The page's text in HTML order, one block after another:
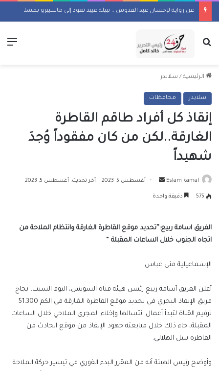
عن رواية لإحسان عبد القدوس .. نبيلة عبيد تعود إلى ماسبيرو بمسلسل إذاعي
بحث عن
الرئيسية / سلايدر
سلايدر محافظات
إنقاذ كل أفراد طاقم القاطرة
الغارقة..لكن من كان مفقوداً وُجدَ
شهيداً
Eslam kamal
أرسل أغسطس 5, 2023 آخر تحديث: أغسطس 5, 2023
575 دقيقة واحدة
الفريق اسامة ربيع:”تحديد موقع القاطرة الغارقة وانتظام الملاحة من
اتجاه الجنوب خلال الساعات المقبلة “
الإسماعيلية منى عباس
أعلن الفريق أسامة ربيع رئيس هيئة قناة السويس، اليوم السبت، نجاح
فريق الإنقاذ البحري في تحديد موقع القاطرة الغارقة في الكم 51.300
ترقيم القناة لتبدأ أعمال انتشالها وإخلاء المجرى الملاحي خلال الساعات
المقبلة، جاء ذلك خلال متابعته جهود الإنقاذ من موقع الحادث من
القاطرة نبيل الهلالي.
وأوضح رئيس الهيئة أنه من المقرر البدء الفوري في تيسير حركة الملاحة